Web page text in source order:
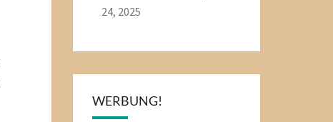
24, 2025
WERBUNG!